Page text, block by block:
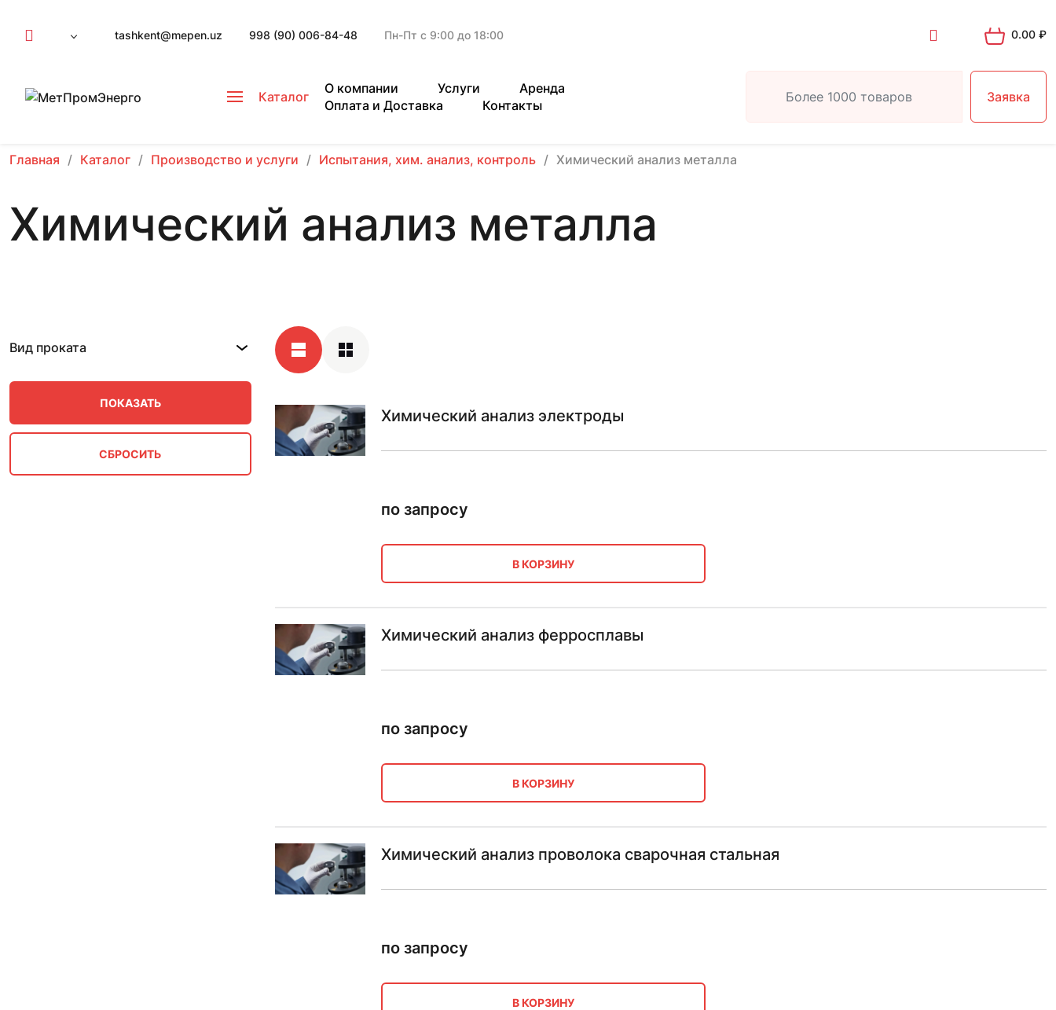
tashkent@mepen.uz 998 (90) 006-84-48 Пн-Пт с 9:00 до 18:00 0.00 ₽
Каталог
О компании Услуги
Аренда
Оплата и Доставка
Контакты
Заявка
Главная Каталог Производство и услуги Испытания, хим. анализ, контроль Химический анализ металла
Химический анализ металла
Вид проката
Химический анализ электроды
по запросу
В КОРЗИНУ
Химический анализ ферросплавы
по запросу
В КОРЗИНУ
Химический анализ проволока сварочная стальная
по запросу
В КОРЗИНУ